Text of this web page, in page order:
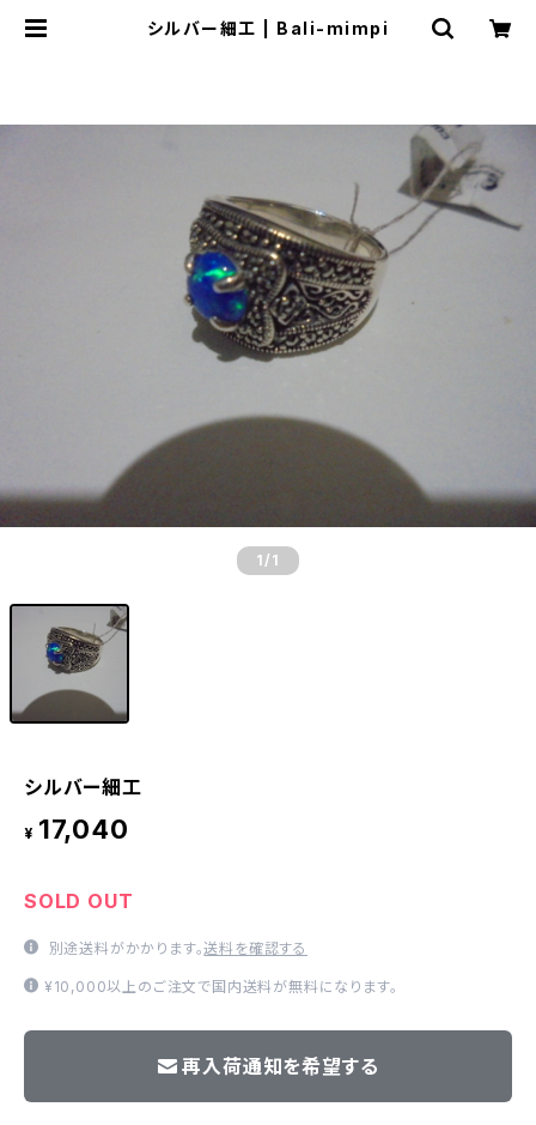
シルバー細工 | Bali-mimpi
1 /1
シルバー細工
¥ 17,040
SOLD OUT
別途送料がかかります。送料を確認する
¥10,000以上のご注文で国内送料が無料になります。
再入荷通知を希望する